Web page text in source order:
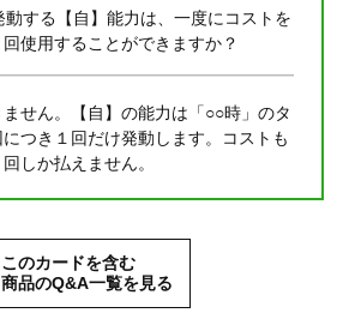
動する【自】能力は、一度にコストを
使用することができますか？
せん。【自】の能力は「○○時」のタ
つき１回だけ発動します。コストも
しか払えません。
このカードを含む
商品のQ&A一覧を見る